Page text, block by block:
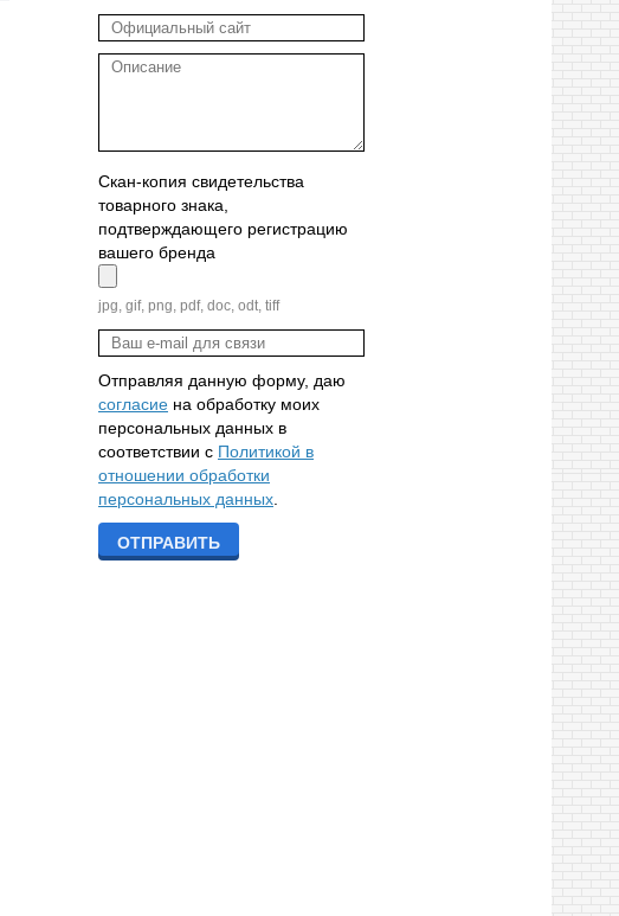
Скан-копия свидетельства
товарного знака,
подтверждающего регистрацию
вашего бренда
jpg, gif, png, pdf, doc, odt, tiff
Отправляя данную форму, даю
согласие на обработку моих
персональных данных в
соответствии с Политикой в
отношении обработки
персональных данных